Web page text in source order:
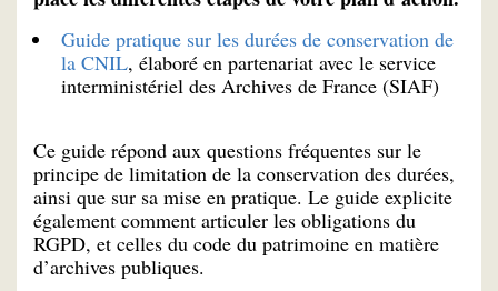
Guide pratique sur les durées de conservation de
la CNIL, élaboré en partenariat avec le service
interministériel des Archives de France (SIAF)
Ce guide répond aux questions fréquentes sur le
principe de limitation de la conservation des durées,
ainsi que sur sa mise en pratique. Le guide explicite
également comment articuler les obligations du
RGPD, et celles du code du patrimoine en matière
d’archives publiques.